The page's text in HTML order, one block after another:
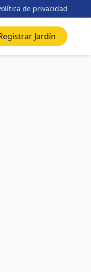
de privacidad
Jardín